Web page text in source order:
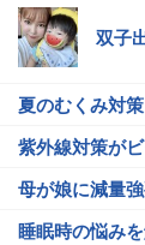
双子
夏のむくみ対
紫外線対策が
母が娘に減量
睡眠時の悩み